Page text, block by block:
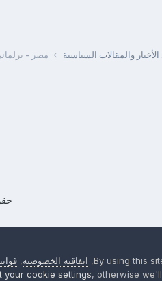
والمقالات السياسية مصر -
By using this
, اتفاقيه الخصوصيه,
your cookie settings, otherwise